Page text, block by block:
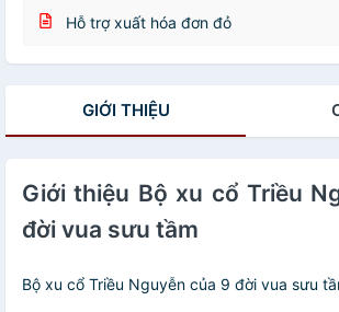
Hỗ trợ xuất hóa đơn đỏ
GIỚI THIỆU
Giới thiệu Bộ xu cổ Triều
đời vua sưu tầm
Bộ xu cổ Triều Nguyễn của 9 đời vua sưu